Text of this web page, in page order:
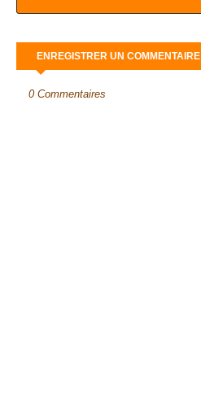
ENREGISTRER UN COMMENTAIRE
0 Commentaires